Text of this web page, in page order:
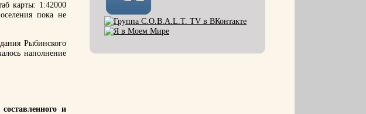
карты: 1:42000
пока не
Рыбинского
наполнение
и